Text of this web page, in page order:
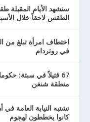
ستشهد الأيام المقبلة
الطقس لاحقاً خلال
في روتردام
67 قتيلاً في سبتة:
منطقة شنغن
تشتبه النيابة العامة
كانوا يخططون لهجوم